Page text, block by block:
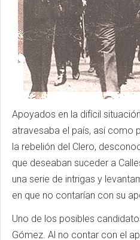
Apoyados en la difícil
atravesaba el país, así como
la rebelión del Clero,
que deseaban suceder a
una serie de intrigas y
en que no contarían con su
Uno de los posibles
Gómez. Al no contar con el